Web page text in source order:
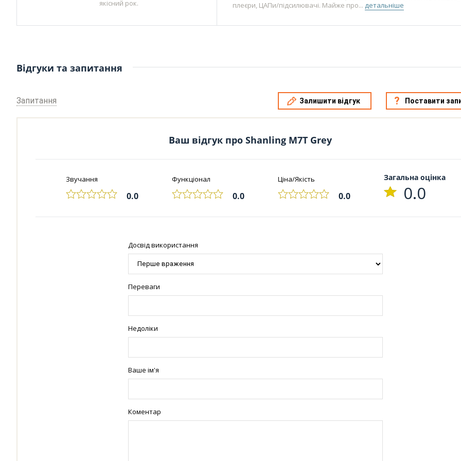
якісний рок.
плеєри, ЦАПи/підсилювачі. Майже про... детальніше
Відгуки та запитання
Запитання Залишити відгук Поставити
Ваш відгук про Shanling M7T Grey
Звучання
0.0
Функціонал
0.0
Ціна/Якість
0.0
Загальна оцінка
0.0
Досвід використання
Переваги
Недоліки
Ваше ім'я
Коментар